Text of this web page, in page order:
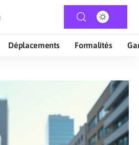
Déplacements Formalités